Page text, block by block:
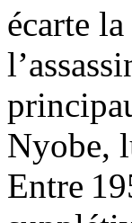
écarte
Nyobe,
Entre